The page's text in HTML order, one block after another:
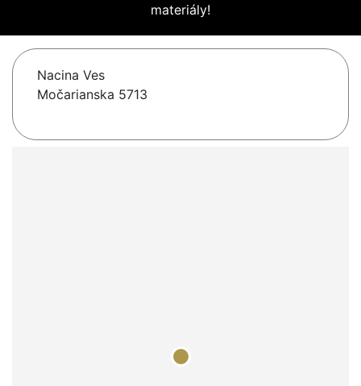
materiály!
Nacina Ves
Močarianska 5713